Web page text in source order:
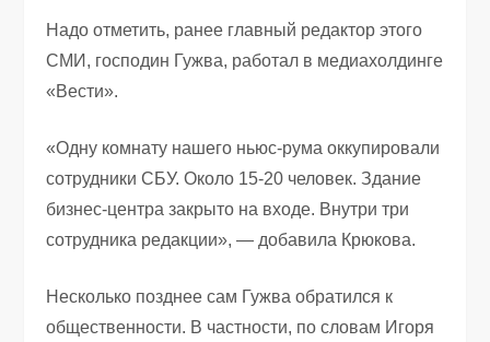
Надо отметить, ранее главный редактор этого
СМИ, господин Гужва, работал в медиахолдинге
«Вести».
«Одну комнату нашего ньюс-рума оккупировали
сотрудники СБУ. Около 15-20 человек. Здание
бизнес-центра закрыто на входе. Внутри три
сотрудника редакции», — добавила Крюкова.
Несколько позднее сам Гужва обратился к
общественности. В частности, по словам Игоря